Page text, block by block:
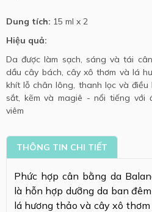
Dung tích: 15 ml x 2
Hiệu quả:
Da được làm sạch, sáng và tái
dầu cây bách, cây xô thơm và lá
khít lỗ chân lông, thanh lọc và
sắt, kẽm và magiê - nổi tiếng với
viêm
THÔNG TIN CHI TIẾT
Phức hợp cân bằng da
là hỗn hợp dưỡng da ban
lá hương thảo và cây xô